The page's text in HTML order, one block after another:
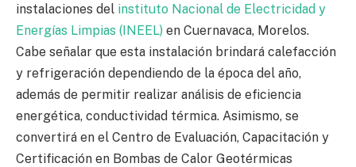
instalaciones del instituto Nacional de Electricidad y
Energías Limpias (INEEL) en Cuernavaca, Morelos.
Cabe señalar que esta instalación brindará calefacción
y refrigeración dependiendo de la época del año,
además de permitir realizar análisis de eficiencia
energética, conductividad térmica. Asimismo, se
convertirá en el Centro de Evaluación, Capacitación y
Certificación en Bombas de Calor Geotérmicas